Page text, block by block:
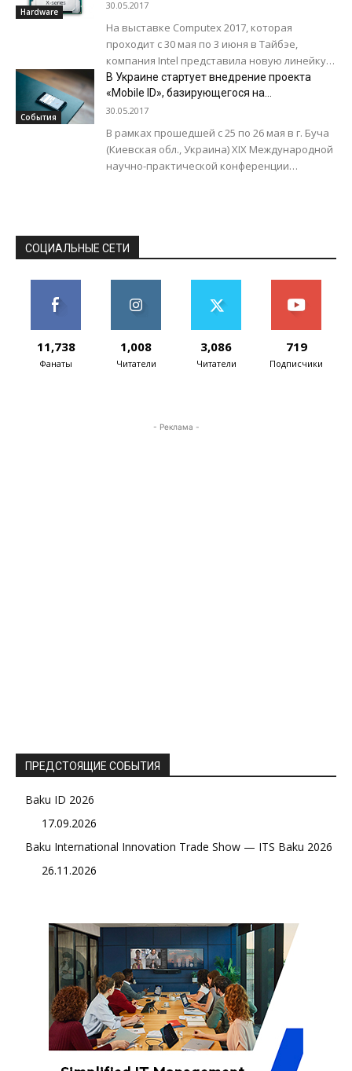
смогут контролировать всё, что связано...
Hardware
30.05.2017
На выставке Computex 2017, которая
проходит с 30 мая по 3 июня в Тайбэе,
компания Intel представила новую линейку
процессоров Core X. Это серия...
События
В Украине стартует внедрение проекта
«Mobile ID», базирующегося на
азербайджанской технологии «Asan İmza»
30.05.2017
В рамках прошедшей с 25 по 26 мая в г. Буча
(Киевская обл., Украина) ХІХ Международной
научно-практической конференции
СОЦИАЛЬНЫЕ СЕТИ
11,738
Фанаты
1,008
Читатели
3,086
Читатели
719
Подписчики
- Реклама -
ПРЕДСТОЯЩИЕ СОБЫТИЯ
Baku ID 2026
17.09.2026
Baku International Innovation Trade Show — ITS Baku 2026
26.11.2026